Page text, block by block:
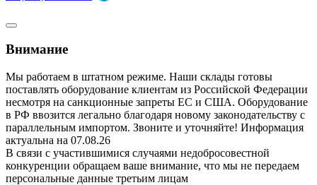
Внимание
Мы работаем в штатном режиме. Наши склады готовы
поставлять оборудование клиентам из Российской Федерации
несмотря на санкционные запреты ЕС и США. Оборудование
в РФ ввозится легально благодаря новому законодательству с
параллельным импортом. Звоните и уточняйте! Информация
актуальна на 07.08.26
В связи с участившимися случаями недобросовестной
конкуренции обращаем ваше внимание, что мы не передаем
персональные данные третьим лицам